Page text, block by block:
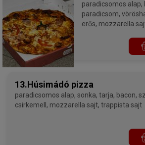
paradicsomos alap, bacon, kolbász,
paradicsom, vöröshagyma, hegyes
13.Húsimádó pizza
paradicsomos alap, sonka, tarja, bacon, szalámi,
csirkemell, mozzarella sajt, trappista sajt